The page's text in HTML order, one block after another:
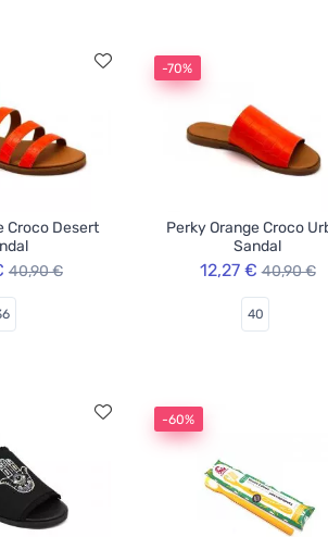
Croco Desert
40,90 €
-70%
Perky Orange Croco
Sandal
12,27 € 40,90 €
40
-60%